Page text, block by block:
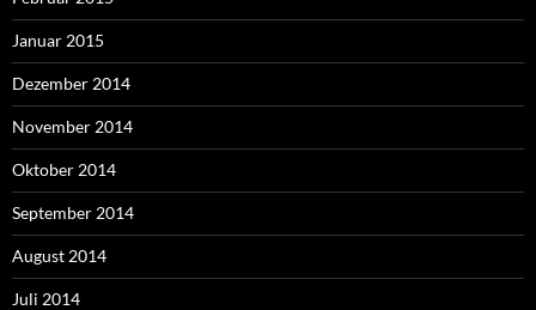
Januar 2015
Dezember 2014
November 2014
Oktober 2014
September 2014
August 2014
Juli 2014